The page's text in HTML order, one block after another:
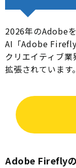
2026年のAdobe
AI「Adobe Firefly
クリエイティブ
拡張されています。
Adobe Firefly